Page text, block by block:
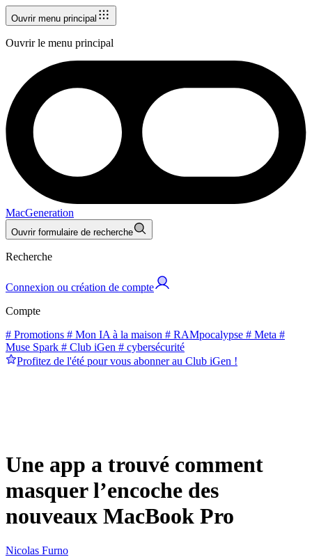
Ouvrir menu principal
Ouvrir le menu principal
MacGeneration
Ouvrir formulaire de recherche
Recherche
Connexion ou création de compte
Compte
# Promotions # Mon IA à la maison # RAMpocalypse # Meta #
Muse Spark # Club iGen # cybersécurité
Profitez de l'été pour vous abonner au Club iGen !
Une app a trouvé comment
masquer l’encoche des
nouveaux MacBook Pro
Nicolas Furno